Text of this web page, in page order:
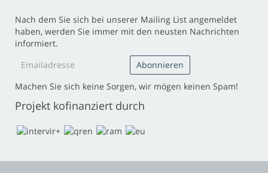
Nach dem Sie sich bei unserer Mailing List angemeldet
haben, werden Sie immer mit den neusten Nachrichten
informiert.
Machen Sie sich keine Sorgen, wir mögen keinen Spam!
Projekt kofinanziert durch